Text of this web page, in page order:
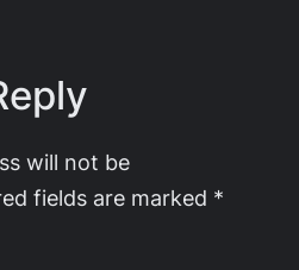
will not be
fields are marked *